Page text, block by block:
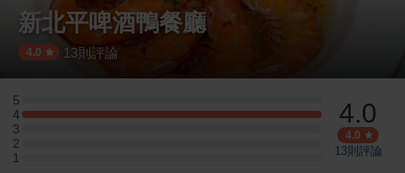
新北平啤酒鴨餐廳
4.0 13則評論
5
5 星：0 則評論
4
4 星：2 則評論
3
3 星：0 則評論
2
2 星：0 則評論
1
1 星：0 則評論
4.0
4.0
13則評論